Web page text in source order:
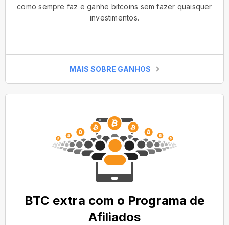
como sempre faz e ganhe bitcoins sem fazer quaisquer
investimentos.
MAIS SOBRE GANHOS
BTC extra com o Programa de
Afiliados